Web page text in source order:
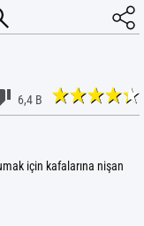
6,4 B
için kafalarına nişan